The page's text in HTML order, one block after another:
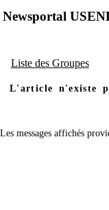
Newsportal
Liste des Groupes
L'article n'existe
Les messages affichés